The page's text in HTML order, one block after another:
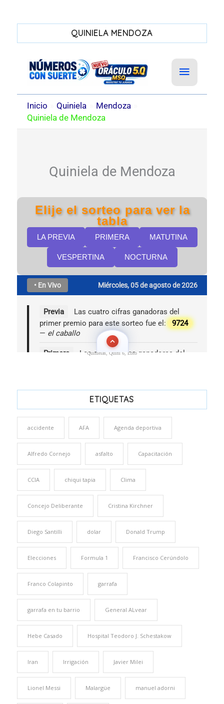
QUINIELA MENDOZA
Quinielas, Quini 6, Loto
ETIQUETAS
accidente AFA Agenda deportiva
Alfredo Cornejo asfalto Capacitación
CCIA chiqui tapia Clima
Concejo Deliberante Cristina Kirchner
Diego Santilli dolar Donald Trump
Elecciones Formula 1 Francisco Cerúndolo
Franco Colapinto garrafa
garrafa en tu barrio General ALvear
Hebe Casado Hospital Teodoro J. Schestakow
Iran Irrigación Javier Milei
Lionel Messi Malargüe manuel adorni